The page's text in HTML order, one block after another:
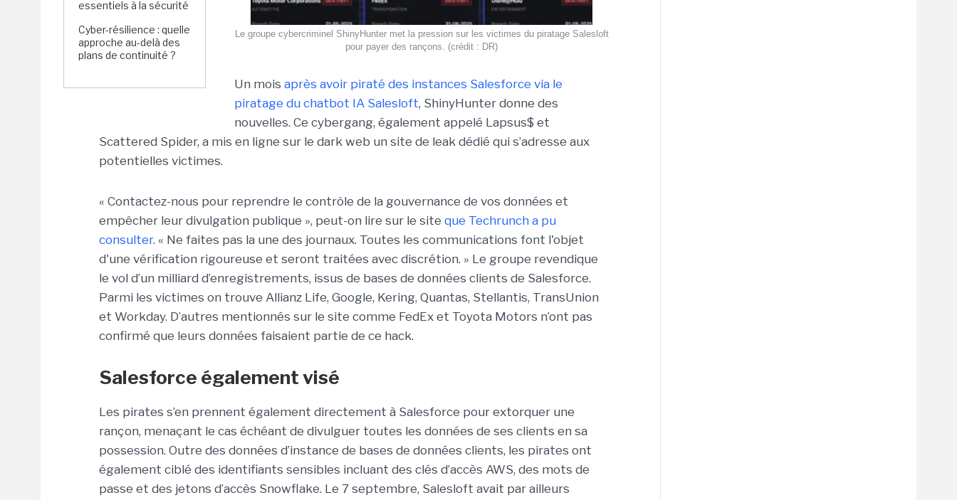
essentiels à la sécurité
Cyber-résilience : quelle
approche au-delà des
plans de continuité ?
Le groupe cybercriminel ShinyHunter met la pression sur les victimes du piratage Salesloft
pour payer des rançons. (crédit : DR)
Un mois après avoir piraté des instances Salesforce via le
piratage du chatbot IA Salesloft, ShinyHunter donne des
nouvelles. Ce cybergang, également appelé Lapsus$ et
Scattered Spider, a mis en ligne sur le dark web un site de leak dédié qui s’adresse aux
potentielles victimes.
« Contactez-nous pour reprendre le contrôle de la gouvernance de vos données et
empêcher leur divulgation publique », peut-on lire sur le site que Techrunch a pu
consulter. « Ne faites pas la une des journaux. Toutes les communications font l'objet
d'une vérification rigoureuse et seront traitées avec discrétion. » Le groupe revendique
le vol d’un milliard d’enregistrements, issus de bases de données clients de Salesforce.
Parmi les victimes on trouve Allianz Life, Google, Kering, Quantas, Stellantis, TransUnion
et Workday. D’autres mentionnés sur le site comme FedEx et Toyota Motors n’ont pas
confirmé que leurs données faisaient partie de ce hack.
Salesforce également visé
Les pirates s’en prennent également directement à Salesforce pour extorquer une
rançon, menaçant le cas échéant de divulguer toutes les données de ses clients en sa
possession. Outre des données d’instance de bases de données clients, les pirates ont
également ciblé des identifiants sensibles incluant des clés d’accès AWS, des mots de
passe et des jetons d’accès Snowflake. Le 7 septembre, Salesloft avait par ailleurs